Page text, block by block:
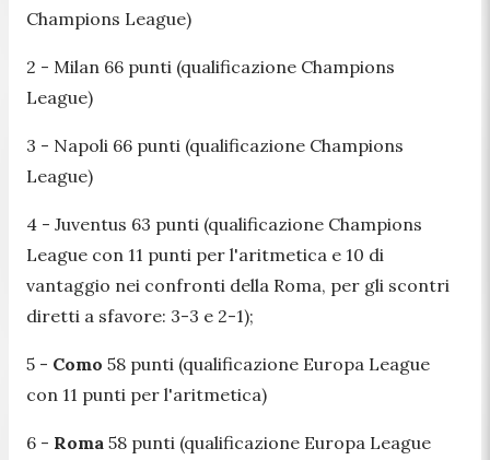
Champions League)
2 - Milan 66 punti (qualificazione Champions
League)
3 - Napoli 66 punti (qualificazione Champions
League)
4 - Juventus 63 punti (qualificazione Champions
League con 11 punti per l'aritmetica e 10 di
vantaggio nei confronti della Roma, per gli scontri
diretti a sfavore: 3-3 e 2-1);
5 - Como 58 punti (qualificazione Europa League
con 11 punti per l'aritmetica)
6 - Roma 58 punti (qualificazione Europa League